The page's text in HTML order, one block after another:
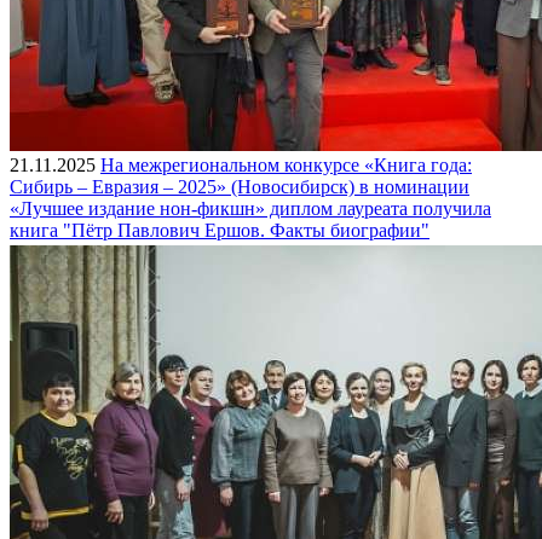
21.11.2025 На межрегиональном конкурсе «Книга года:
Сибирь – Евразия – 2025» (Новосибирск) в номинации
«Лучшее издание нон-фикшн» диплом лауреата получила
книга "Пётр Павлович Ершов. Факты биографии"